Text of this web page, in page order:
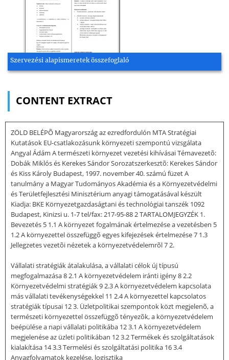
Szervezési alapismeretek összefoglaló
CONTENT EXTRACT
ZÖLD BELÉPÕ Magyarország az ezredfordulón MTA Stratégiai
Kutatások EU-csatlakozásunk környezeti szempontú vizsgálata
Angyal Ádám A természeti környezet vezetési kihívásai Témavezetõ:
Dobák Miklós és Kerekes Sándor Sorozatszerkesztõ: Kerekes Sándor
és Kiss Károly Budapest, 1997. november 40. számú füzet A
tanulmány a Magyar Tudományos Akadémia és a Környezetvédelmi
és Területfejlesztési Minisztérium anyagi támogatásával készült
Kiadja: BKE Környezetgazdaságtani és technológiai tanszék 1092
Budapest, Kinizsi u. 1-7 tel/fax: 217-95-88 2 TARTALOMJEGYZÉK 1.
Bevezetés 5 1.1 A környezet fogalmának értelmezése a vezetésben 5
1.2 A környezettel összefüggõ egyes kifejezések értelmezése 7 1.3
Jellegzetes vezetõi nézetek a környezetvédelemrõl 7 2.
Vállalati stratégiák átalakulása, a vállalati célok új típusú
megfogalmazása 8 2.1 A környezetvédelem iránti igény 8 2.2
Környezetvédelmi stratégiák 9 2.3 A környezetvédelem kapcsolata
más vállalati tevékenységekkel 11 2.4 A környezettel kapcsolatos
stratégiák típusai 12 3. Üzletpolitikai szempontok közt megjelenõ, a
természeti környezettel összefüggõ tényezõk, a környezetvédelem
beépülése a napi vállalati politikába 12 3.1 A környezetvédelem
megjelenése az üzleti politikában 12 3.2 Termékek és szolgáltatások
kialakítása 14 3.3 Termelési és szolgáltatási politika 16 3.4
Anyagfolyamatok kezelése, logisztika